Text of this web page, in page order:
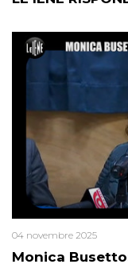
Monica
04 novembre 2025